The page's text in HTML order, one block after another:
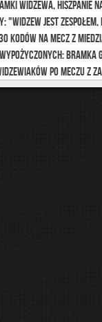
Widzewa, Hiszpanie
"Widzew jest
kodów na mecz z
Bramka
po meczu z